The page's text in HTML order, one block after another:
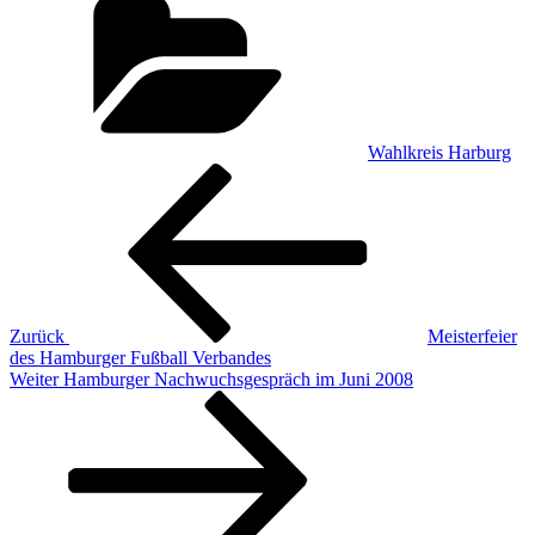
Wahlkreis Harburg
Beitragsnavigation
Zurück
Meisterfeier
des Hamburger Fußball Verbandes
Nächster
Weiter Hamburger Nachwuchsgespräch im Juni 2008